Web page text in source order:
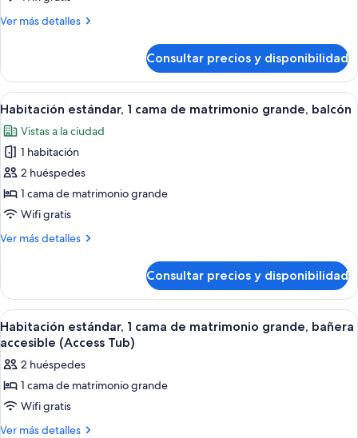
cama
en
esquina
Ver más detalles
Más
estándar,
cama
matrimonio,
en
esquina
Consultar precios y disponibilidad
Abrir
todas
las
fotos
de
Habitación
estándar,
cama
grande,
balcón
Habitación de hotel con escritorio
11
Habitación estándar, 1 cama de matrimonio grande, balcón
Vistas a la ciudad
1 habitación
2 huéspedes
1 cama de matrimonio grande
Wifi gratis
Ver más detalles
Más
estándar,
cama
de
grande,
balcón
Consultar precios y disponibilidad
Abrir
todas
las
fotos
de
Habitación
estándar,
Habitación de hotel con escritorio
13
Habitación estándar, 1 cama de matrimonio grande, bañera
accesible (Access Tub)
2 huéspedes
1 cama de matrimonio grande
Wifi gratis
Ver más detalles
Más